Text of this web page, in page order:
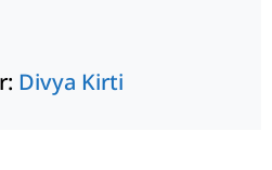
Divya Kirti